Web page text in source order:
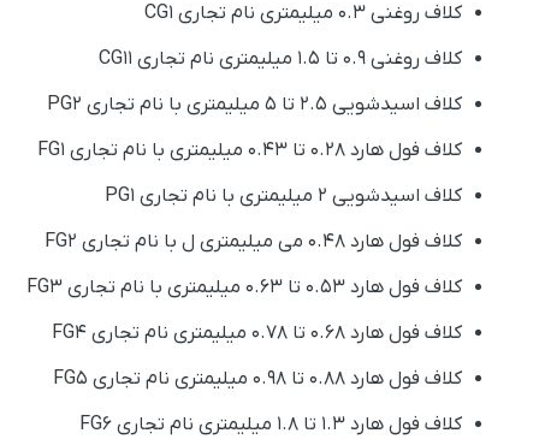
کلاف روغنی 0.3 میلیمتری نام تجاری CG1
کلاف روغنی 0.9 تا 1.5 میلیمتری نام تجاری CG11
کلاف اسیدشویی ۲.5 تا 5 میلیمتری با نام تجاری PG2
کلاف فول هارد 0.۲8 تا 0.43 میلیمتری با نام تجاری FG1
کلاف اسیدشویی ۲ میلیمتری با نام تجاری PG1
کلاف فول هارد 0.48 می میلیمتری ل با نام تجاری FG2
کلاف فول هارد 0.53 تا 0.63 میلیمتری با نام تجاری FG3
کلاف فول هارد 0.68 تا 0.78 میلیمتری نام تجاری FG4
کلاف فول هارد 0.88 تا 0.98 میلیمتری نام تجاری FG5
کلاف فول هارد 1.3 تا 1.8 میلیمتری نام تجاری FG6